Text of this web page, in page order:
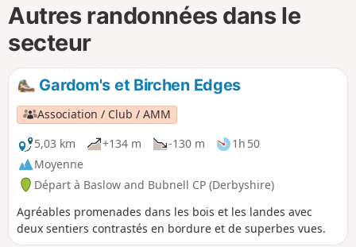
Autres randonnées dans le
secteur
Gardom's et Birchen Edges
Association / Club / AMM
5,03 km
+134 m -130 m
1h 50
Moyenne
Départ à Baslow and Bubnell CP (Derbyshire)
Agréables promenades dans les bois et les landes avec
deux sentiers contrastés en bordure et de superbes vues.